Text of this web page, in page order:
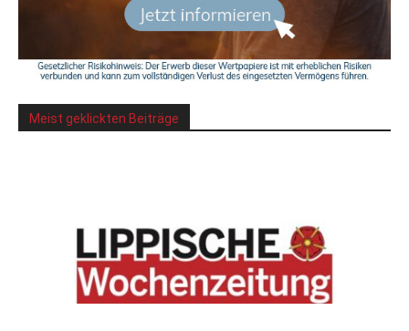
Meist geklickten Beiträge